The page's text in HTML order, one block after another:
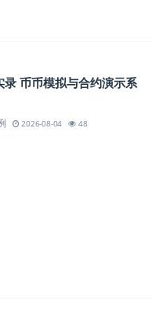
录 币币模拟与合约演示系
2026-08-04 48